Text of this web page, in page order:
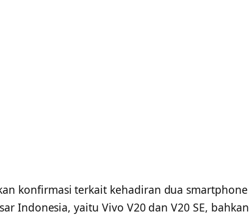
konfirmasi terkait kehadiran dua smartphone
Indonesia, yaitu Vivo V20 dan V20 SE, bahkan